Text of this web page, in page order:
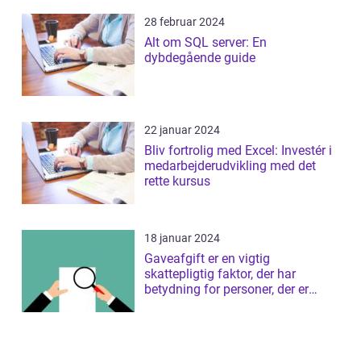
28 februar 2024
Alt om SQL server: En
dybdegående guide
22 januar 2024
Bliv fortrolig med Excel: Investér i
medarbejderudvikling med det
rette kursus
18 januar 2024
Gaveafgift er en vigtig
skattepligtig faktor, der har
betydning for personer, der er